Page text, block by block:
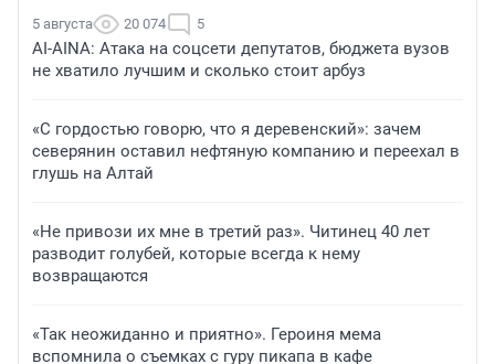
5 августа 20 074 5
AI-AINA: Атака на соцсети депутатов, бюджета вузов
не хватило лучшим и сколько стоит арбуз
«С гордостью говорю, что я деревенский»: зачем
северянин оставил нефтяную компанию и переехал в
глушь на Алтай
«Не привози их мне в третий раз». Читинец 40 лет
разводит голубей, которые всегда к нему
возвращаются
«Так неожиданно и приятно». Героиня мема
вспомнила о съемках с гуру пикапа в кафе